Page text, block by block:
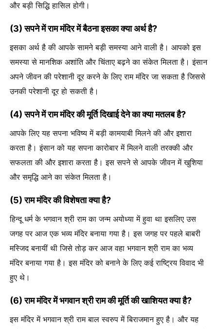
और बड़ी सिद्धि हासिल होगी।
(3) सपने में राम मंदिर में बैठना इसका क्या अर्थ है?
इसका अर्थ है की आपके सामने बड़ी समस्या आने वाली है। आपको इस
समस्या से मानशिक अशांति और चिंताए बढ़ने का संकेत मिलता है। इंसान
अपने जीवन की परेशानी दूर करने के लिए राम मंदिर जा सकता है जिससे
उनकी परेशानी दूर हो सकती है।
(4) सपने में राम मंदिर की मूर्ति दिखाई देने का क्या मतलब है?
आपके लिए यह सपना भविष्य में बड़ी कामयाबी मिलने की और इशारा
करता है। इंसान को यह सपना कारोबार में मिलने वाली तरक्की और
सफलता की और इशारा करता है। इस सपने से आपके जीवन में खुशिया
और समृद्धि आने का संकेत मिलता है।
(5) राम मंदिर की विशेषता क्या है?
हिन्दू धर्म के भगवान श्री राम का जन्म अयोध्या में हुवा था इसलिए उस
जगह पर आज एक भव्य मंदिर बनाया गया है। इस जगह पर पहले बाबरी
मस्जिद बनायीं थी जिसे तोड़ कर आज वहा भगवान श्री राम का भव्य
मंदिर बनाया गया है। इस मंदिर को बनाने के लिए कई राष्ट्रिय विवाद भी
हुए थे।
(6) राम मंदिर में भगवान श्री राम की मूर्ति की खाशियत क्या है?
इस मंदिर में भगवान श्री राम बाल स्वरुप में बिराजमान हुए है। और यह